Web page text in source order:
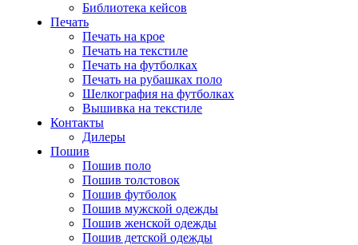
Библиотека кейсов
Печать
Печать на крое
Печать на текстиле
Печать на футболках
Печать на рубашках поло
Шелкография на футболках
Вышивка на текстиле
Контакты
Дилеры
Пошив
Пошив поло
Пошив толстовок
Пошив футболок
Пошив мужской одежды
Пошив женской одежды
Пошив детской одежды